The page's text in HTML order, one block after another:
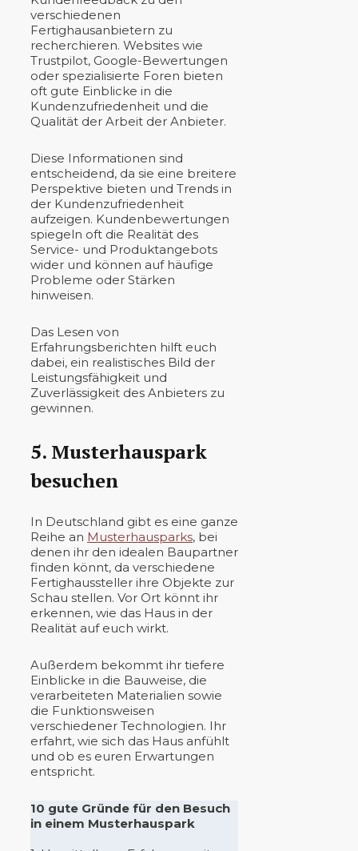
verschiedenen
Fertighausanbietern zu
recherchieren. Websites wie
Trustpilot, Google-Bewertungen
oder spezialisierte Foren bieten
oft gute Einblicke in die
Kundenzufriedenheit und die
Qualität der Arbeit der Anbieter.
Diese Informationen sind
entscheidend, da sie eine breitere
Perspektive bieten und Trends in
der Kundenzufriedenheit
aufzeigen. Kundenbewertungen
spiegeln oft die Realität des
Service- und Produktangebots
wider und können auf häufige
Probleme oder Stärken
hinweisen.
Das Lesen von
Erfahrungsberichten hilft euch
dabei, ein realistisches Bild der
Leistungsfähigkeit und
Zuverlässigkeit des Anbieters zu
gewinnen.
5. Musterhauspark
besuchen
In Deutschland gibt es eine ganze
Reihe an Musterhausparks, bei
denen ihr den idealen Baupartner
finden könnt, da verschiedene
Fertighaussteller ihre Objekte zur
Schau stellen. Vor Ort könnt ihr
erkennen, wie das Haus in der
Realität auf euch wirkt.
Außerdem bekommt ihr tiefere
Einblicke in die Bauweise, die
verarbeiteten Materialien sowie
die Funktionsweisen
verschiedener Technologien. Ihr
erfahrt, wie sich das Haus anfühlt
und ob es euren Erwartungen
entspricht.
10 gute Gründe für den Besuch
in einem Musterhauspark